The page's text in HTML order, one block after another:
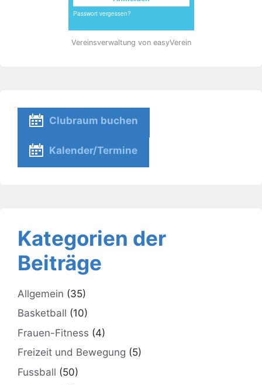
Vereinsverwaltung von easyVerein
Clubraum buchen
Kalender/Termine
Kategorien der
Beiträge
Allgemein (35)
Basketball (10)
Frauen-Fitness (4)
Freizeit und Bewegung (5)
Fussball (50)